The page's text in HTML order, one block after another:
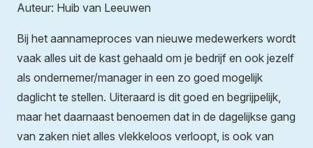
Auteur: Huib van Leeuwen
Bij het aannameproces van nieuwe medewerkers wordt
vaak alles uit de kast gehaald om je bedrijf en ook jezelf
als ondernemer/manager in een zo goed mogelijk
daglicht te stellen. Uiteraard is dit goed en begrijpelijk,
maar het daarnaast benoemen dat in de dagelijkse gang
van zaken niet alles vlekkeloos verloopt, is ook van